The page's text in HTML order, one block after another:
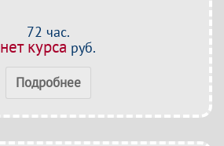
72 час.
нет курса руб.
Подробнее